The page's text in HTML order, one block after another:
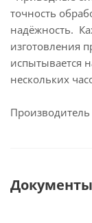
точность
надёжность.
изготовления
испытывается
нескольких
Производитель
Документы